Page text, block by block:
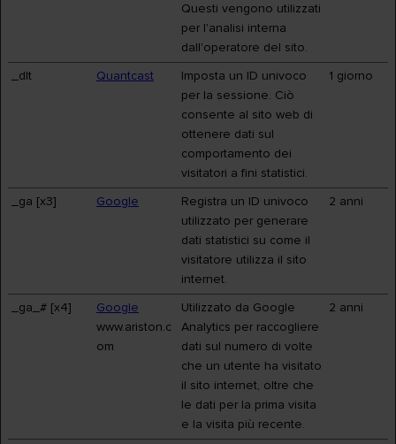
Questi vengono utilizzati
per l'analisi interna
dall'operatore del sito.
_dlt Quantcast
Imposta un ID univoco
per la sessione. Ciò
consente al sito web di
ottenere dati sul
comportamento dei
visitatori a fini statistici.
1 giorno
_ga [x3] Google
Registra un ID univoco
utilizzato per generare
dati statistici su come il
visitatore utilizza il sito
internet.
2 anni
_ga_# [x4]
Google
www.ariston.c
om
Utilizzato da Google
Analytics per raccogliere
dati sul numero di volte
che un utente ha visitato
il sito internet, oltre che
le dati per la prima visita
e la visita più recente.
2 anni